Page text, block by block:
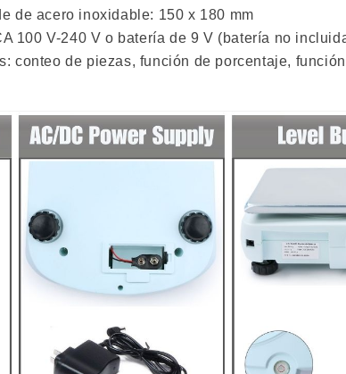
de acero inoxidable: 150 x 180 mm
100 V-240 V o batería de 9 V (batería no
conteo de piezas, función de porcentaje,